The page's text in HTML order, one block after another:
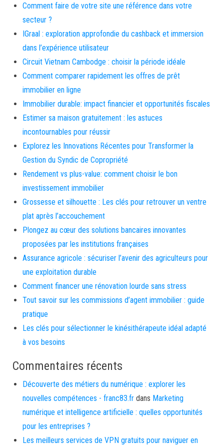
Comment faire de votre site une référence dans votre
secteur ?
IGraal : exploration approfondie du cashback et immersion
dans l’expérience utilisateur
Circuit Vietnam Cambodge : choisir la période idéale
Comment comparer rapidement les offres de prêt
immobilier en ligne
Immobilier durable: impact financier et opportunités fiscales
Estimer sa maison gratuitement : les astuces
incontournables pour réussir
Explorez les Innovations Récentes pour Transformer la
Gestion du Syndic de Copropriété
Rendement vs plus-value: comment choisir le bon
investissement immobilier
Grossesse et silhouette : Les clés pour retrouver un ventre
plat après l’accouchement
Plongez au cœur des solutions bancaires innovantes
proposées par les institutions françaises
Assurance agricole : sécuriser l’avenir des agriculteurs pour
une exploitation durable
Comment financer une rénovation lourde sans stress
Tout savoir sur les commissions d’agent immobilier : guide
pratique
Les clés pour sélectionner le kinésithérapeute idéal adapté
à vos besoins
Commentaires récents
Découverte des métiers du numérique : explorer les
nouvelles compétences - franc83.fr dans Marketing
numérique et intelligence artificielle : quelles opportunités
pour les entreprises ?
Les meilleurs services de VPN gratuits pour naviguer en